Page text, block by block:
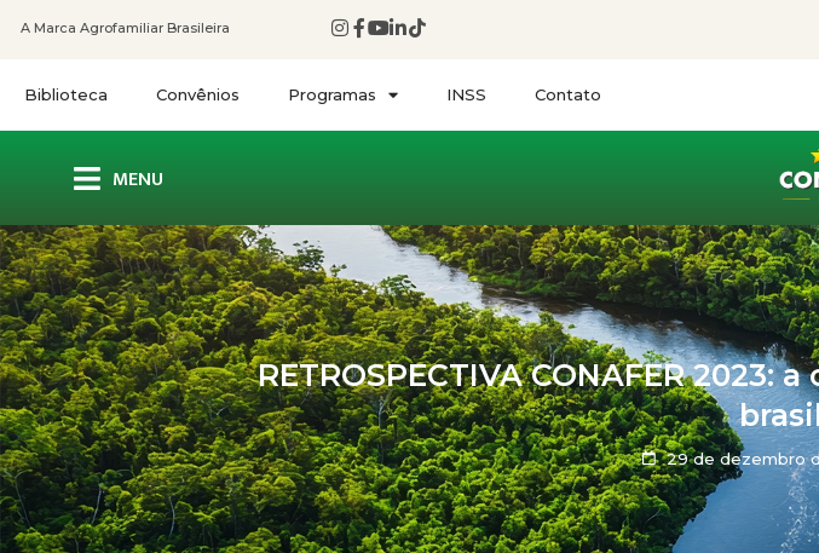
A Marca Agrofamiliar Brasileira
Biblioteca Convênios Programas INSS Contato
MENU
RETROSPECTIVA CONAFER
29 de dezembro